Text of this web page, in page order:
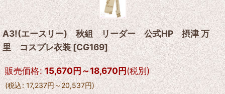
A3!(エースリー) 秋組 リーダー 公式HP 摂津 万
里 コスプレ衣装[CG169]
販売価格: 15,670円～18,670円(税別)
(税込: 17,237円～20,537円)